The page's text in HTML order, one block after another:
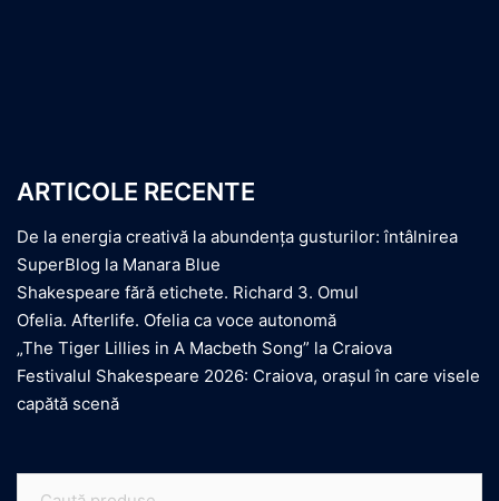
ARTICOLE RECENTE
De la energia creativă la abundența gusturilor: întâlnirea
SuperBlog la Manara Blue
Shakespeare fără etichete. Richard 3. Omul
Ofelia. Afterlife. Ofelia ca voce autonomă
„The Tiger Lillies in A Macbeth Song” la Craiova
Festivalul Shakespeare 2026: Craiova, orașul în care visele
capătă scenă